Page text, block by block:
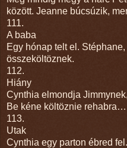
között. Jeanne búcsúzik,
111.
A baba
Egy hónap telt el.
összeköltöznek.
112.
Hiány
Cynthia elmondja
Be kéne költöznie rehabra…
113.
Utak
Cynthia egy parton ébred